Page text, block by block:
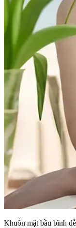
Khuôn mặt bầu bĩnh